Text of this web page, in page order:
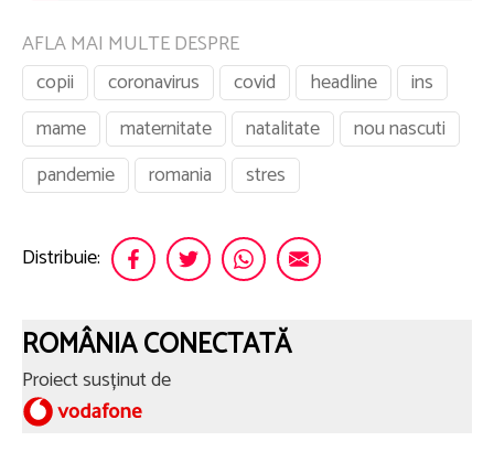
AFLA MAI MULTE DESPRE
copii
coronavirus covid headline
ins
mame
maternitate natalitate
nou nascuti
pandemie
romania stres
Distribuie:
ROMÂNIA CONECTATĂ
Proiect susținut de